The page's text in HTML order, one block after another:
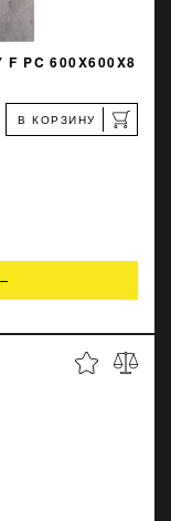
F PC 600X600X8
В КОРЗИНУ